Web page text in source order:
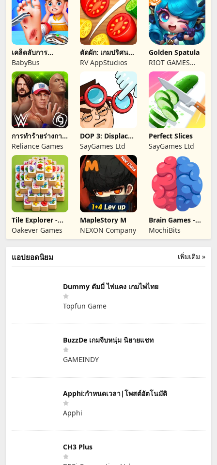
เคล็ดลับการ
ปฐมพยาบาล
BabyBus
ตัดผัก: เกมปริศนา
ลอจิก
RV AppStudios
Golden Spatula
RIOT GAMES
SERVICES PTE.
LTD.
การทำร้ายร่างกาย
WWE
Reliance Games
DOP 3: Displace
One Part
SayGames Ltd
Perfect Slices
SayGames Ltd
Tile Explorer -
Triple Match
Oakever Games
MapleStory M
NEXON Company
Brain Games -
Left vs Right
MochiBits
เพิ่มเติม »
แอปยอดนิยม
Dummy ดัมมี่ ไพ่แคง เกมไพ่ไทย
Topfun Game
BuzzDe เกมจีบหนุ่ม นิยายแชท
GAMEINDY
Apphi:กำหนดเวลา|โพสต์อัตโนมัติ
Apphi
CH3 Plus